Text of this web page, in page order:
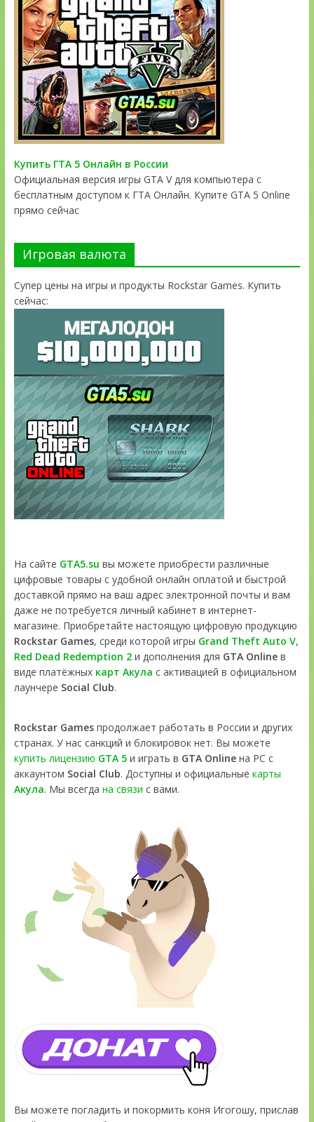
Купить ГТА 5 Онлайн в России
Официальная версия игры GTA V для компьютера с
бесплатным доступом к ГТА Онлайн. Купите GTA 5 Online
прямо сейчас
Игровая валюта
Супер цены на игры и продукты Rockstar Games. Купить
сейчас:
На сайте GTA5.su вы можете приобрести различные
цифровые товары с удобной онлайн оплатой и быстрой
доставкой прямо на ваш адрес электронной почты и вам
даже не потребуется личный кабинет в интернет-
магазине. Приобретайте настоящую цифровую продукцию
Rockstar Games, среди которой игры Grand Theft Auto V,
Red Dead Redemption 2и дополнения для GTA Onlineв
виде платёжных карт Акула с активацией в официальном
лаунчере Social Club.
Rockstar Gamesпродолжает работать в России и других
странах. У нас санкций и блокировок нет. Вы можете
купить лицензию GTA 5и играть в GTA Onlineна PC с
аккаунтом Social Club. Доступны и официальные карты
Акула. Мы всегда на связи с вами.
Вы можете погладить и покормить коня Игогошу, прислав